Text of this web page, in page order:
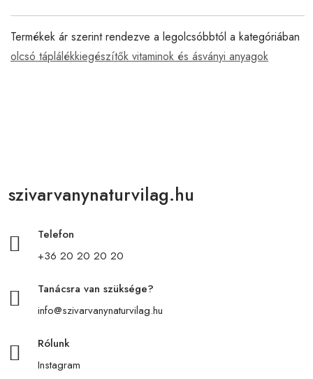
Termékek ár szerint rendezve a legolcsóbbtól a kategóriában
olcsó táplálékkiegészítők vitaminok és ásványi anyagok
szivarvanynaturvilag.hu
Telefon
+36 20 20 20 20
Tanácsra van szüksége?
info@szivarvanynaturvilag.hu
Rólunk
Instagram